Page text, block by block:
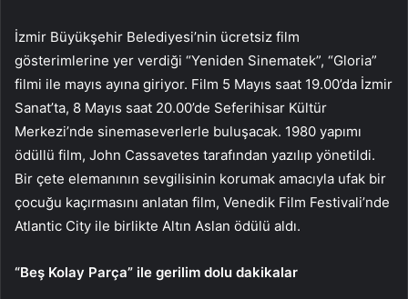
İzmir Büyükşehir Belediyesi’nin ücretsiz film
gösterimlerine yer verdiği “Yeniden Sinematek”, “Gloria”
filmi ile mayıs ayına giriyor. Film 5 Mayıs saat 19.00’da İzmir
Sanat’ta, 8 Mayıs saat 20.00’de Seferihisar Kültür
Merkezi’nde sinemaseverlerle buluşacak. 1980 yapımı
ödüllü film, John Cassavetes tarafından yazılıp yönetildi.
Bir çete elemanının sevgilisinin korumak amacıyla ufak bir
çocuğu kaçırmasını anlatan film, Venedik Film Festivali’nde
Atlantic City ile birlikte Altın Aslan ödülü aldı.
“Beş Kolay Parça” ile gerilim dolu dakikalar